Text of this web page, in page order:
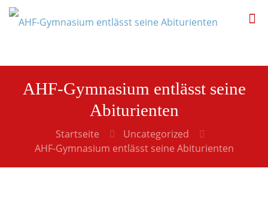
AHF-Gymnasium entlässt seine
Abiturienten
Startseite
Uncategorized
AHF-Gymnasium entlässt seine Abiturienten